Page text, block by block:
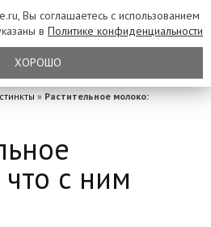
» Растительное молоко:
с ним
Вы соглашаетесь с использованием
в Политике конфиденциальности
ХОРОШО